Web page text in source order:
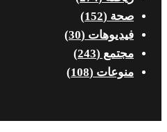
صحة (152)
فيديوهات (30)
مجتمع (243)
منوعات (108)